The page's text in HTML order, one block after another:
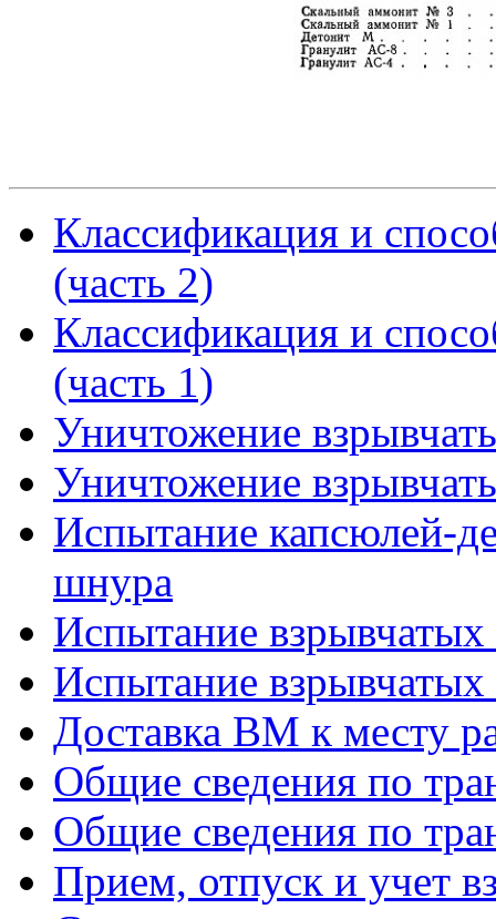
Классификация и
(часть 2)
Классификация и
(часть 1)
Уничтожение
Уничтожение
Испытание капсюлей-
шнура
Испытание взрывчатых
Испытание взрывчатых
Доставка ВМ к месту
Общие сведения по
Общие сведения по
Прием, отпуск и учет